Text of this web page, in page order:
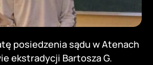
posiedzenia sądu w Atenach
ekstradycji Bartosza G.